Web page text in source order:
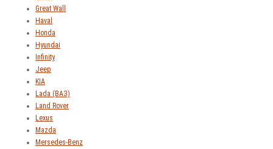
Great Wall
Haval
Honda
Hyundai
Infinity
Jeep
KIA
Lada (ВАЗ)
Land Rover
Lexus
Mazda
Mersedes-Benz